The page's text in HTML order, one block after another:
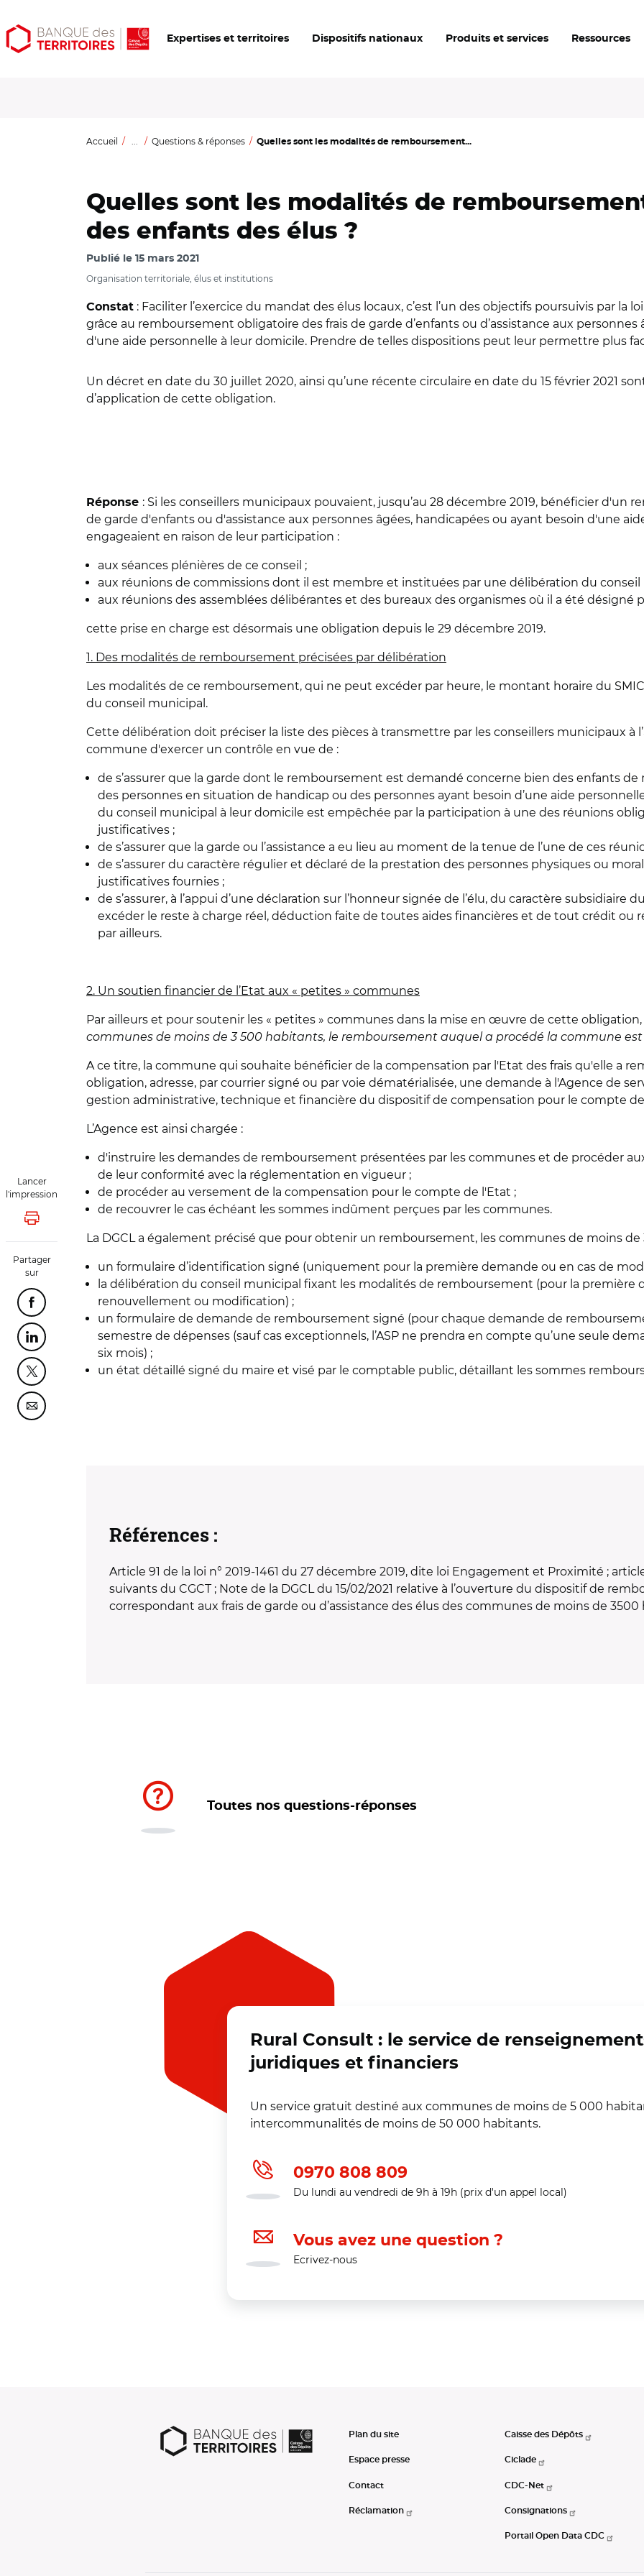
Aller
au
Aller
au
Ouvrir
les
Expertises et territoires Dispositifs nationaux Produits et services Ressources
Accueil ... Questions & réponses Quelles sont les modalités de remboursement...
Quelles sont les modalités de
des enfants des élus ?
Publié le 15 mars 2021
Organisation territoriale, élus et institutions
Lancer
l'impression
Lancer l'impression
Partager
sur
Partager cette page sur Facebook
Partager cette page sur Linkedin
Partager cette page sur Twitter
Partager cette page sur Courriel
Constat : Faciliter l’exercice du mandat des élus locaux, c’est l’un des objectifs poursuivis par
grâce au remboursement obligatoire des frais de garde d’enfants ou d’assistance aux
d'une aide personnelle à leur domicile. Prendre de telles dispositions peut leur permettre plus
Un décret en date du 30 juillet 2020, ainsi qu’une récente circulaire en date du 15 février 2021
d’application de cette obligation.
Réponse : Si les conseillers municipaux pouvaient, jusqu’au 28 décembre 2019, bénéficier d'un
de garde d'enfants ou d'assistance aux personnes âgées, handicapées ou ayant besoin d'une
engageaient en raison de leur participation :
aux séances plénières de ce conseil ;
aux réunions de commissions dont il est membre et instituées par une délibération du conseil
aux réunions des assemblées délibérantes et des bureaux des organismes où il a été désigné
cette prise en charge est désormais une obligation depuis le 29 décembre 2019.
1. Des modalités de remboursement précisées par délibération
Les modalités de ce remboursement, qui ne peut excéder par heure, le montant horaire du
du conseil municipal.
Cette délibération doit préciser la liste des pièces à transmettre par les conseillers municipaux à
commune d'exercer un contrôle en vue de :
de s’assurer que la garde dont le remboursement est demandé concerne bien des enfants de
des personnes en situation de handicap ou des personnes ayant besoin d’une aide
du conseil municipal à leur domicile est empêchée par la participation à une des réunions
justificatives ;
de s’assurer que la garde ou l’assistance a eu lieu au moment de la tenue de l’une de ces
de s’assurer du caractère régulier et déclaré de la prestation des personnes physiques ou
justificatives fournies ;
de s’assurer, à l’appui d’une déclaration sur l’honneur signée de l’élu, du caractère
excéder le reste à charge réel, déduction faite de toutes aides financières et de tout crédit ou
par ailleurs.
2. Un soutien financier de l’Etat aux « petites » communes
Par ailleurs et pour soutenir les « petites » communes dans la mise en œuvre de cette
communes de moins de 3 500 habitants, le remboursement auquel a procédé la commune
A ce titre, la commune qui souhaite bénéficier de la compensation par l'Etat des frais qu'elle a
obligation, adresse, par courrier signé ou par voie dématérialisée, une demande à l'Agence de
gestion administrative, technique et financière du dispositif de compensation pour le compte
L’Agence est ainsi chargée :
d'instruire les demandes de remboursement présentées par les communes et de procéder
de leur conformité avec la réglementation en vigueur ;
de procéder au versement de la compensation pour le compte de l'Etat ;
de recouvrer le cas échéant les sommes indûment perçues par les communes.
La DGCL a également précisé que pour obtenir un remboursement, les communes de moins de
un formulaire d’identification signé (uniquement pour la première demande ou en cas de
la délibération du conseil municipal fixant les modalités de remboursement (pour la première
renouvellement ou modification) ;
un formulaire de demande de remboursement signé (pour chaque demande de
semestre de dépenses (sauf cas exceptionnels, l’ASP ne prendra en compte qu’une seule
six mois) ;
un état détaillé signé du maire et visé par le comptable public, détaillant les sommes
Références :
Article 91 de la loi n° 2019-1461 du 27 décembre 2019, dite loi Engagement et Proximité ;
suivants du CGCT ; Note de la DGCL du 15/02/2021 relative à l’ouverture du dispositif de
correspondant aux frais de garde ou d’assistance des élus des communes de moins de 3500
Toutes nos questions-réponses
Rural Consult : le service de
juridiques et financiers
Un service gratuit destiné aux communes de moins de 5 000
intercommunalités de moins de 50 000 habitants.
0970 808 809
Du lundi au vendredi de 9h à 19h (prix d'un appel local)
Vous avez une question ?
Ecrivez-nous
Plan du site
Espace presse
Contact
Réclamation
Caisse des Dépôts
Ciclade
CDC-Net
Consignations
Portail Open Data CDC